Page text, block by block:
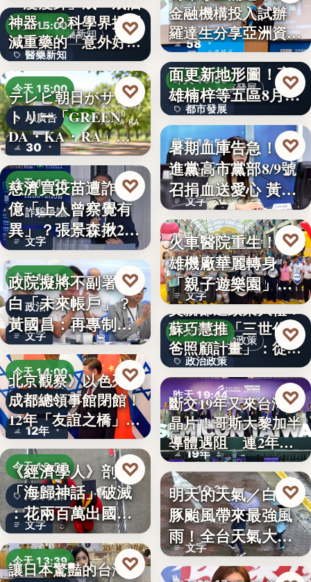
醫藥新知
今天 15:00
醫藥新知
24
神器」？科學界揭開
減重藥的「意外好
處」…
♡
今天 15:00
AI廣告
30
テレビ朝日がサン
トリー「GREEN
DA・KA・RA」
と…
♡
今天 14:26
詐騙爭議
文字
慈濟買疫苗遭詐10
億「上人曾察覺有
異」？張景森揪2疑
點轟…
♡
今天 14:14
政治
文字
政院擬將不副署藍
白「未來帳戶」？
黃國昌：再專制也
不該拿孩…
♡
今天 14:00
國際外交
12年
北京觀察》以色列駐
成都總領事館閉館！
12年「友誼之橋」
為…
♡
今天 13:57
海歸就業
文字
《經濟學人》剖析
「海歸神話」破滅
：花兩百萬出國留
學，回國…
♡
今天 13:39
讓日本驚豔的台灣甘
♡
金融政策
58
金融機構投入試辦
羅達生分享亞洲資
產…
都市發展
昨天 19:55
都市發展
文字
二十多年來首次全
面更新地形圖！高
雄楠梓等五區8月20
日上…
♡
昨天 19:53
公益活動
文字
暑期血庫告急！民
進黨高市黨部8/9號
召捐血送愛心 黃
捷、…
♡
昨天 19:51
親子旅遊
文字
火車醫院重生！高
雄機廠華麗轉身
「親子遊樂園」
開幕首日…
♡
政治政策
昨天 19:49
政治政策
50%
父親節送政策大禮！
蘇巧慧推「三世代爸
爸照顧計畫」：從準
爸…
♡
昨天 19:44
半導體
19年
斷交19年又來台灣找
晶片！哥斯大黎加半
導體遇阻 連2年
參…
♡
昨天 19:38
颱風動態
文字
明天的天氣／白海
豚颱風帶來最強風
雨！全台天氣大轉
變「豪雨…
♡